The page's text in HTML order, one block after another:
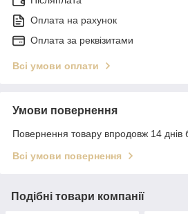
Оплата на рахунок
Оплата за реквізитами
Всі умови оплати
Умови повернення
Повернення товару впродовж 14 днів
Всі умови повернення
Подібні товари компанії